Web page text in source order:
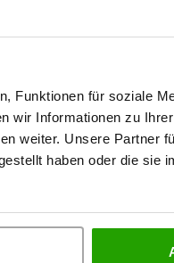
Funktionen für soziale
wir Informationen zu
weiter. Unsere Partner
haben oder die sie